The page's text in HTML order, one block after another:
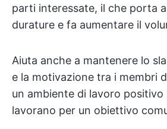
parti interessate, il che porta
durature e fa aumentare il
Aiuta anche a mantenere lo
e la motivazione tra i membri
un ambiente di lavoro
lavorano per un obiettivo